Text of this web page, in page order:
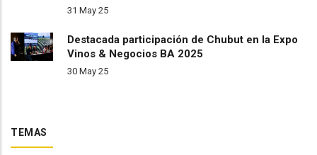
31 May 25
Destacada participación de Chubut en la Expo
Vinos & Negocios BA 2025
30 May 25
TEMAS